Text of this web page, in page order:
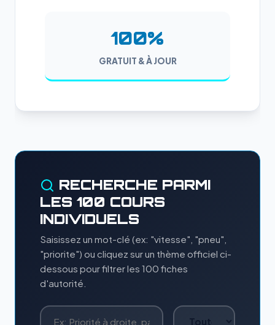
100%
GRATUIT & À JOUR
RECHERCHE PARMI
LES 100 COURS
INDIVIDUELS
Saisissez un mot-clé (ex: "vitesse", "pneu",
"priorite") ou cliquez sur un thème officiel ci-
dessous pour filtrer les 100 fiches
d'autorité.